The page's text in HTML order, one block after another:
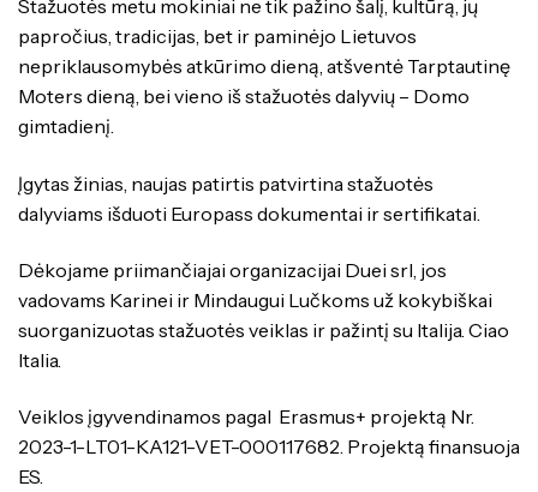
Stažuotės metu mokiniai ne tik pažino šalį, kultūrą, jų
papročius, tradicijas, bet ir paminėjo Lietuvos
nepriklausomybės atkūrimo dieną, atšventė Tarptautinę
Moters dieną, bei vieno iš stažuotės dalyvių – Domo
gimtadienį.
Įgytas žinias, naujas patirtis patvirtina stažuotės
dalyviams išduoti Europass dokumentai ir sertifikatai.
Dėkojame priimančiajai organizacijai Duei srl, jos
vadovams Karinei ir Mindaugui Lučkoms už kokybiškai
suorganizuotas stažuotės veiklas ir pažintį su Italija. Ciao
Italia.
Veiklos įgyvendinamos pagal Erasmus+ projektą Nr.
2023-1-LT01-KA121-VET-000117682. Projektą finansuoja
ES.